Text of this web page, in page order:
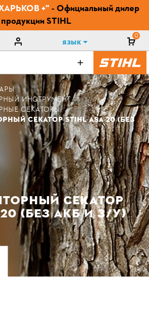
+" - Официальный дилер
продукции STIHL
Язык
0
ИНСТРУМЕНТ
СЕКАТОРЫ
СЕКАТОР STIHL ASA 20 (БЕЗ
СЕКАТОР
20 (БЕЗ АКБ И З/У)